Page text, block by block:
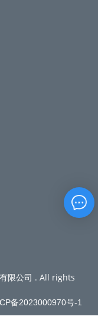
限公司 . All rights
备2023000970号-1